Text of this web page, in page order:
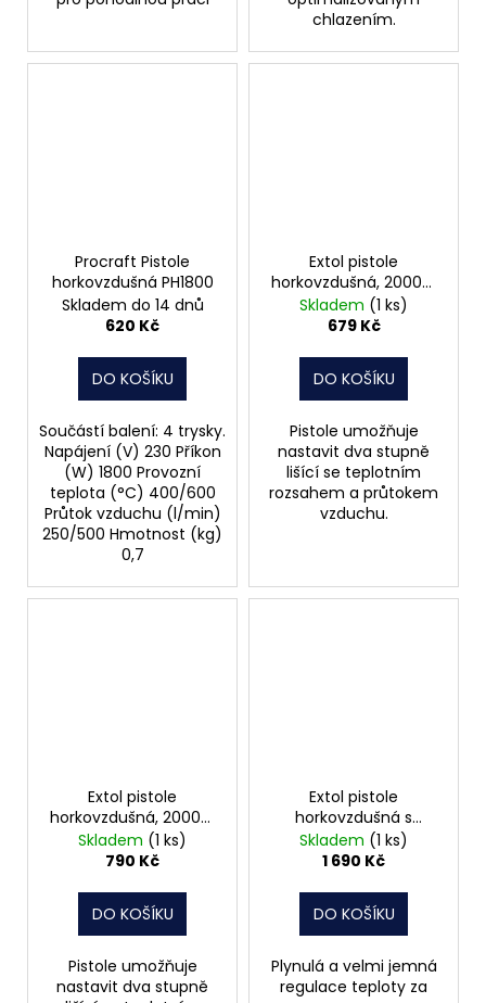
chlazením.
Procraft Pistole
horkovzdušná PH1800
Skladem do 14 dnů
620 Kč
DO KOŠÍKU
Součástí balení: 4 trysky.
Napájení (V) 230 Příkon
(W) 1800 Provozní
teplota (°C) 400/600
Průtok vzduchu (l/min)
250/500 Hmotnost (kg)
0,7
Extol pistole
horkovzdušná, 2000W
411013
Skladem (1 ks)
679 Kč
DO KOŠÍKU
Pistole umožňuje
nastavit dva stupně
lišící se teplotním
rozsahem a průtokem
vzduchu.
Extol pistole
horkovzdušná, 2000W
411023
Skladem (1 ks)
790 Kč
DO KOŠÍKU
Pistole umožňuje
nastavit dva stupně
Extol pistole
horkovzdušná s
plynulou regulací
teploty a proudu
8794800
Skladem (1 ks)
1 690 Kč
DO KOŠÍKU
Plynulá a velmi jemná
regulace teploty za